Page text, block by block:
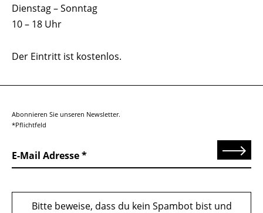
Dienstag – Sonntag
10 – 18 Uhr
Der Eintritt ist kostenlos.
Abonnieren Sie unseren Newsletter.
*Pflichtfeld
E-Mail Adresse Senden
Bitte beweise, dass du kein Spambot bist und